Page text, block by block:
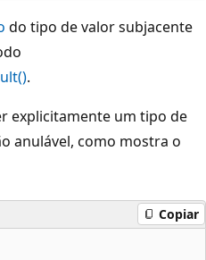
do tipo de valor subjacente
.
explicitamente um tipo de
anulável, como mostra o
Copiar